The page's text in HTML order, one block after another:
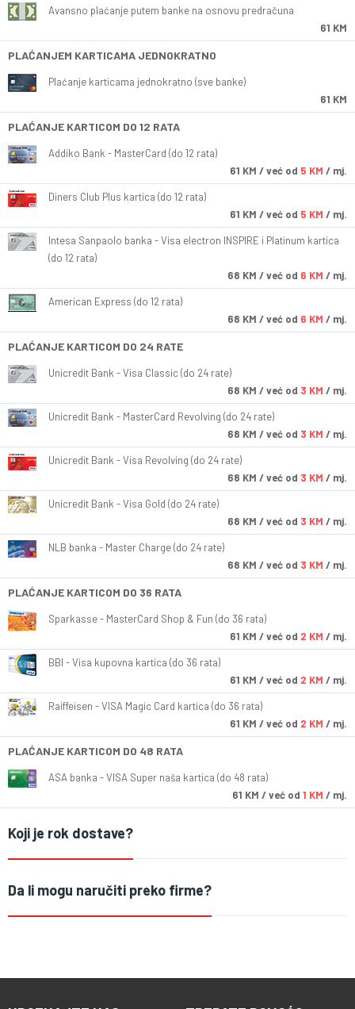
Avansno plaćanje putem banke na osnovu predračuna
61 KM
PLAĆANJEM KARTICAMA JEDNOKRATNO
Plaćanje karticama jednokratno (sve banke)
61 KM
PLAĆANJE KARTICOM DO 12 RATA
Addiko Bank - MasterCard (do 12 rata)
61 KM / već od 5 KM / mj.
Diners Club Plus kartica (do 12 rata)
61 KM / već od 5 KM / mj.
Intesa Sanpaolo banka - Visa electron INSPIRE i Platinum kartica
(do 12 rata)
68 KM / već od 6 KM / mj.
American Express (do 12 rata)
68 KM / već od 6 KM / mj.
PLAĆANJE KARTICOM DO 24 RATE
Unicredit Bank - Visa Classic (do 24 rate)
68 KM / već od 3 KM / mj.
Unicredit Bank - MasterCard Revolving (do 24 rate)
68 KM / već od 3 KM / mj.
Unicredit Bank - Visa Revolving (do 24 rate)
68 KM / već od 3 KM / mj.
Unicredit Bank - Visa Gold (do 24 rate)
68 KM / već od 3 KM / mj.
NLB banka - Master Charge (do 24 rate)
68 KM / već od 3 KM / mj.
PLAĆANJE KARTICOM DO 36 RATA
Sparkasse - MasterCard Shop & Fun (do 36 rata)
61 KM / već od 2 KM / mj.
BBI - Visa kupovna kartica (do 36 rata)
61 KM / već od 2 KM / mj.
Raiffeisen - VISA Magic Card kartica (do 36 rata)
61 KM / već od 2 KM / mj.
PLAĆANJE KARTICOM DO 48 RATA
ASA banka - VISA Super naša kartica (do 48 rata)
61 KM / već od 1 KM / mj.
Koji je rok dostave?
Da li mogu naručiti preko firme?